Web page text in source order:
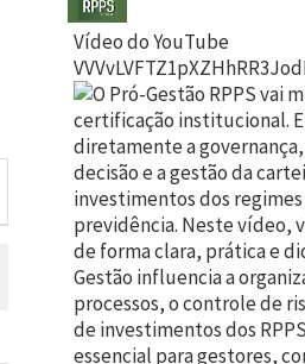
Vídeo do YouTube